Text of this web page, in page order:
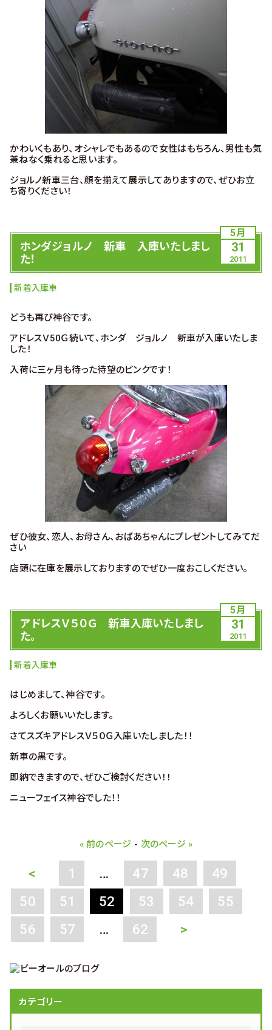
かわいくもあり、オシャレでもあるので女性はもちろん、男性も気
兼ねなく乗れると思います。
ジョルノ新車三台、顔を揃えて展示してありますので、ぜひお立
ち寄りください！
5月
31
2011
ホンダジョルノ 新車 入庫いたしまし
た！
新着入庫車
どうも再び神谷です。
アドレスＶ50Ｇ続いて、ホンダ ジョルノ 新車が入庫いたしま
した！
入荷に三ヶ月も待った待望のピンクです！
ぜひ彼女、恋人、お母さん、おばあちゃんにプレゼントしてみてだ
さい
店頭に在庫を展示しておりますのでぜひ一度おこしください。
5月
31
2011
アドレスＶ５０Ｇ 新車入庫いたしまし
た。
新着入庫車
はじめまして、神谷です。
よろしくお願いいたします。
さてスズキアドレスＶ５０Ｇ入庫いたしました！！
新車の黒です。
即納できますので、ぜひご検討ください！！
ニューフェイス神谷でした！！
« 前のページ - 次のページ »
< 1 … 47 48
49
50
51 52 53 54
55
56
57 … 62 >
カテゴリー